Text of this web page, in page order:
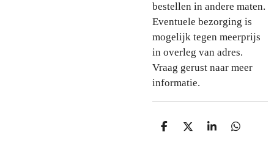
bestellen in andere maten.
Eventuele bezorging is
mogelijk tegen meerprijs
in overleg van adres.
Vraag gerust naar meer
informatie.
D
D
S
D